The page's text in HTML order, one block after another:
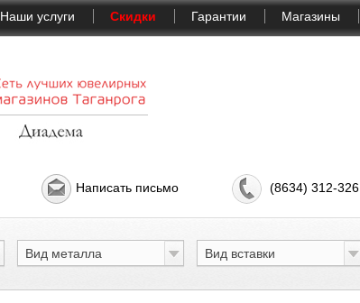
Наши услуги Скидки Гарантии Магазины
Написать письмо (8634) 312-326
Вид металла Вид вставки